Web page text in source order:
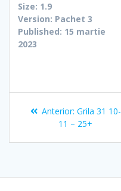
Size: 1.9
Version: Pachet 3
Published: 15 martie
2023
Navigare
Anterior: Articolul
anterior:
Grila 31 10-
11 – 25+